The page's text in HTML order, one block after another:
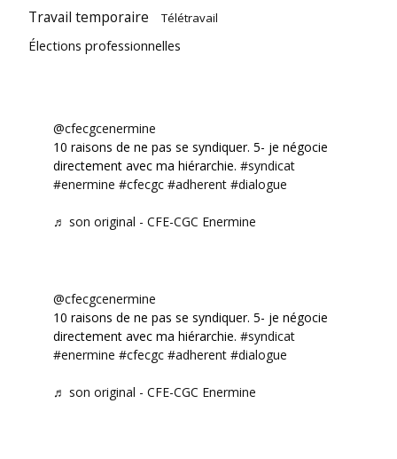
Travail temporaire Télétravail
Élections professionnelles
@cfecgcenermine
10 raisons de ne pas se syndiquer. 5- je négocie
directement avec ma hiérarchie. #syndicat
#enermine #cfecgc #adherent #dialogue
♬ son original - CFE-CGC Enermine
@cfecgcenermine
10 raisons de ne pas se syndiquer. 5- je négocie
directement avec ma hiérarchie. #syndicat
#enermine #cfecgc #adherent #dialogue
♬ son original - CFE-CGC Enermine